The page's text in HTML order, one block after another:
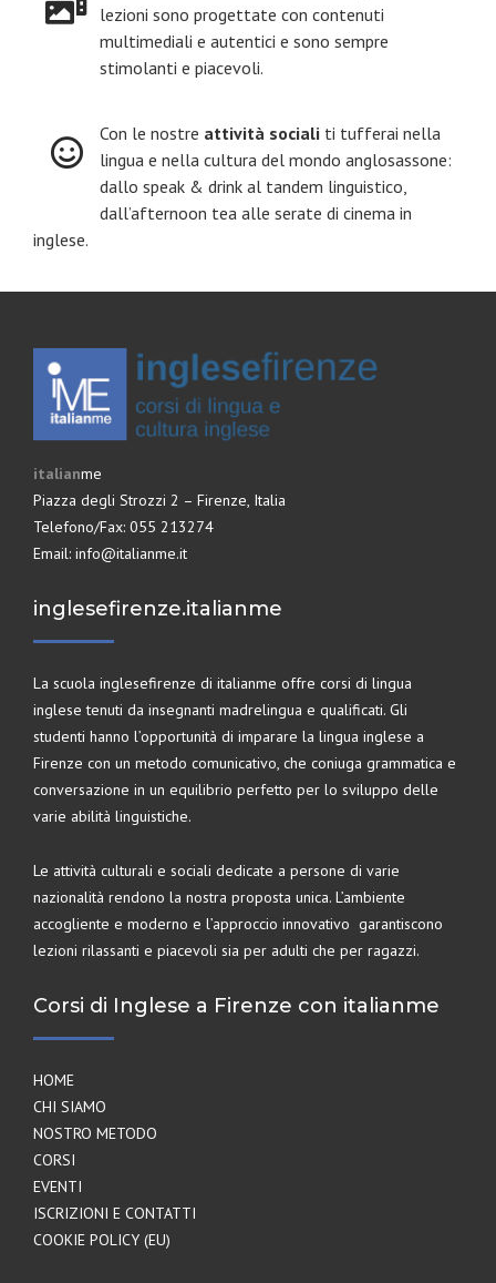
lezioni sono progettate con contenuti
multimediali e autentici e sono sempre
stimolanti e piacevoli.
Con le nostre attività sociali ti tufferai nella
lingua e nella cultura del mondo anglosassone:
dallo speak & drink al tandem linguistico,
dall’afternoon tea alle serate di cinema in
inglese.
italianme
Piazza degli Strozzi 2 – Firenze, Italia
Telefono/Fax: 055 213274
Email: info@italianme.it
inglesefirenze.italianme
La scuola inglesefirenze di italianme offre corsi di lingua
inglese tenuti da insegnanti madrelingua e qualificati. Gli
studenti hanno l’opportunità di imparare la lingua inglese a
Firenze con un metodo comunicativo, che coniuga grammatica e
conversazione in un equilibrio perfetto per lo sviluppo delle
varie abilità linguistiche.
Le attività culturali e sociali dedicate a persone di varie
nazionalità rendono la nostra proposta unica. L’ambiente
accogliente e moderno e l’approccio innovativo garantiscono
lezioni rilassanti e piacevoli sia per adulti che per ragazzi.
Corsi di Inglese a Firenze con italianme
HOME
CHI SIAMO
NOSTRO METODO
CORSI
EVENTI
ISCRIZIONI E CONTATTI
COOKIE POLICY (EU)